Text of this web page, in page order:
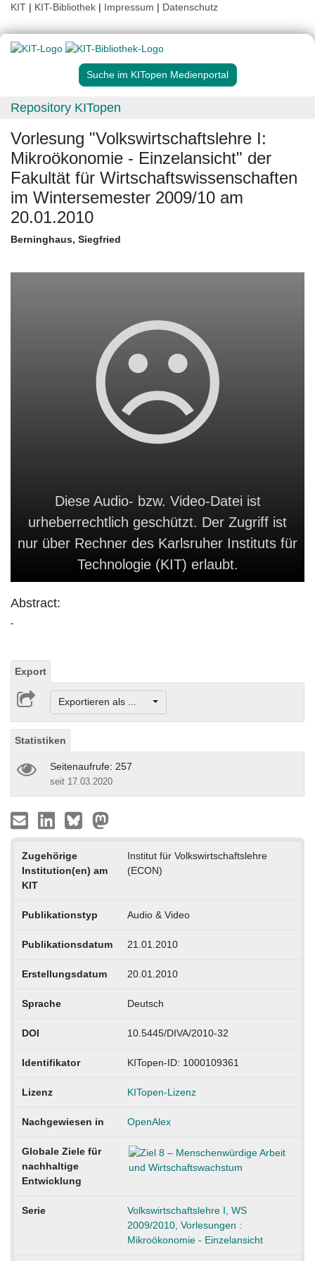
KIT | KIT-Bibliothek | Impressum | Datenschutz
Suche im KITopen Medienportal
Repository KITopen
Vorlesung "Volkswirtschaftslehre I:
Mikroökonomie - Einzelansicht" der
Fakultät für Wirtschaftswissenschaften
im Wintersemester 2009/10 am
20.01.2010
Berninghaus, Siegfried
Diese Audio- bzw. Video-Datei ist
urheberrechtlich geschützt. Der Zugriff ist
nur über Rechner des Karlsruher Instituts für
Technologie (KIT) erlaubt.
Abstract:
-
Export
Exportieren als ...
Statistiken
Seitenaufrufe: 257
seit 17.03.2020
Zugehörige
Institution(en) am
KIT
Institut für Volkswirtschaftslehre
(ECON)
Publikationstyp Audio & Video
Publikationsdatum 21.01.2010
Erstellungsdatum 20.01.2010
Sprache Deutsch
DOI 10.5445/DIVA/2010-32
Identifikator KITopen-ID: 1000109361
Lizenz KITopen-Lizenz
Nachgewiesen in OpenAlex
Globale Ziele für
nachhaltige
Entwicklung
Serie
Volkswirtschaftslehre I, WS
2009/2010, Vorlesungen :
Mikroökonomie - Einzelansicht